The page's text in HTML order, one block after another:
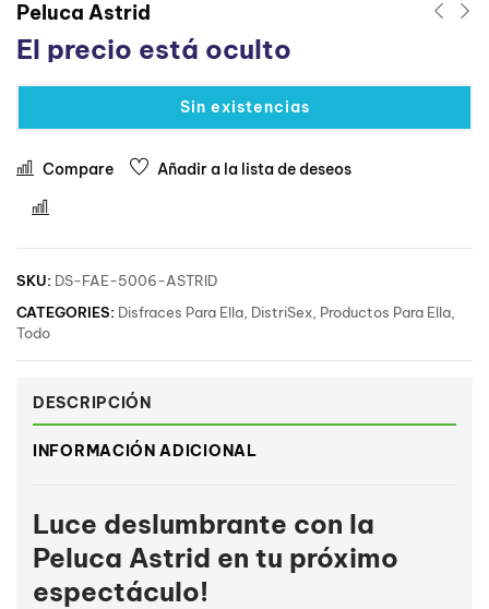
Peluca Astrid
El precio está oculto
Sin existencias
Compare Añadir a la lista de deseos
SKU: DS-FAE-5006-ASTRID
CATEGORIES: Disfraces Para Ella DistriSex Productos Para Ella
Todo
DESCRIPCIÓN
INFORMACIÓN ADICIONAL
Luce deslumbrante con la
Peluca Astrid en tu próximo
espectáculo!